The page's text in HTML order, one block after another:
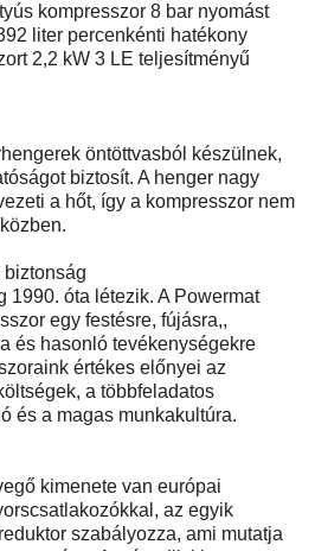
kompresszor 8 bar nyomást
liter percenkénti hatékony
2,2 kW 3 LE teljesítményű
öntöttvasból készülnek,
biztosít. A henger nagy
a hőt, így a kompresszor nem
1990. óta létezik. A Powermat
egy festésre, fújásra,,
és hasonló tevékenységekre
értékes előnyei az
a többfeladatos
és a magas munkakultúra.
kimenete van európai
az egyik
szabályozza, ami mutatja